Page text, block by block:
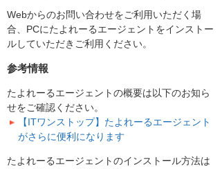
Webからのお問い合わせをご利用いただく場
合、PCにたよれーるエージェントをインストー
ルしていただきご利用ください。
参考情報
たよれーるエージェントの概要は以下のお知ら
せをご確認ください。
【ITワンストップ】たよれーるエージェント
がさらに便利になります
たよれーるエージェントのインストール方法は